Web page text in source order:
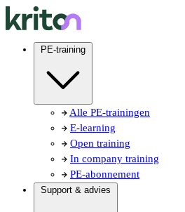
PE-training
Alle PE-trainingen
E-learning
Open training
In company training
PE-abonnement
Support & advies